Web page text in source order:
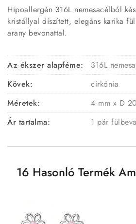
Hipoallergén 316L nemesacélból
kristállyal díszített, elegáns karika
arany bevonattal.
Az ékszer alapféme:
316L
Kövek:
cirkónia
Méretek:
4 mm x D
Ár tartalma:
1 pár
16 Hasonló Termék